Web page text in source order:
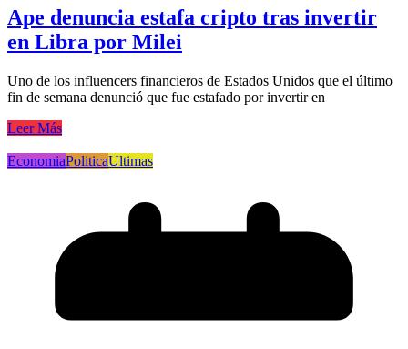
Ape denuncia estafa cripto tras invertir
en Libra por Milei
Uno de los influencers financieros de Estados Unidos que el último
fin de semana denunció que fue estafado por invertir en
Leer Más
EconomiaPoliticaUltimas